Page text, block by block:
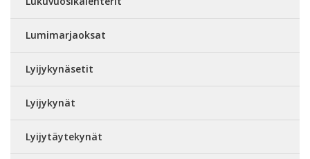
Lumimarjaoksat
Lyijykynäsetit
Lyijykynät
Lyijytäytekynät